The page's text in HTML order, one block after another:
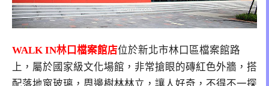
WALK IN林口檔案館店位於新北市林口區檔案館路
上，屬於國家級文化場館，非常搶眼的磚紅色外牆，搭